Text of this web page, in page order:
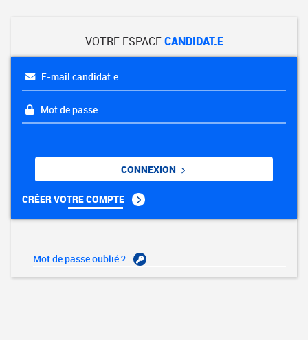
VOTRE ESPACECANDIDAT.E
E-mail candidat.e
Mot de passe
CONNEXION
CRÉER VOTRE COMPTE
Mot de passe oublié ?